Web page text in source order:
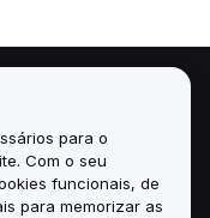
para o
Com o seu
funcionais, de
para memorizar as